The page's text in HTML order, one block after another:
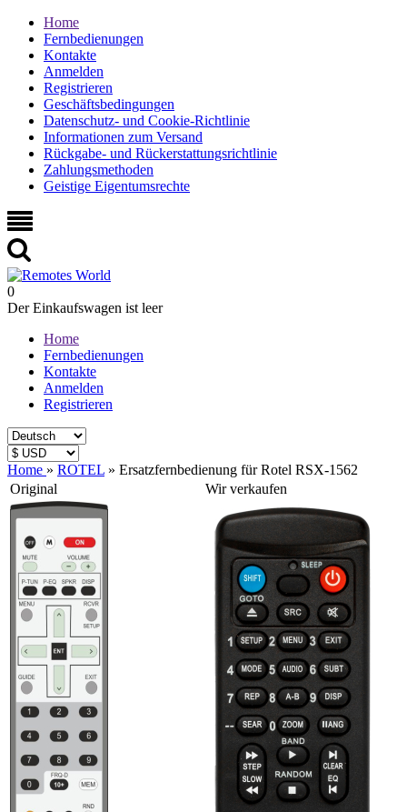
Home
Fernbedienungen
Kontakte
Anmelden
Registrieren
Geschäftsbedingungen
Datenschutz- und Cookie-Richtlinie
Informationen zum Versand
Rückgabe- und Rückerstattungsrichtlinie
Zahlungsmethoden
Geistige Eigentumsrechte
0
Der Einkaufswagen ist leer
Home
Fernbedienungen
Kontakte
Anmelden
Registrieren
Home » ROTEL » Ersatzfernbedienung für Rotel RSX-1562
Original
Wir verkaufen